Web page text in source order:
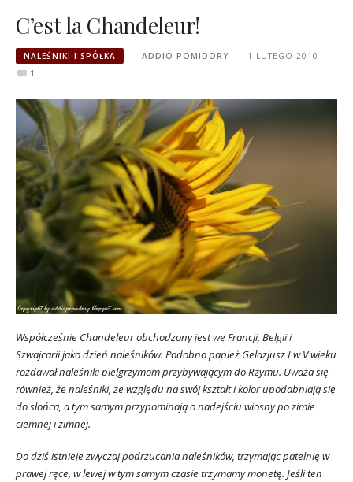
C’est la Chandeleur!
NALEŚNIKI I SPÓŁKA ADDIO POMIDORY
1 LUTEGO 2010
1
Współcześnie Chandeleur obchodzony jest we Francji, Belgii i
Szwajcarii jako dzień naleśników. Podobno papież Gelazjusz I w V wieku
rozdawał naleśniki pielgrzymom przybywającym do Rzymu. Uważa się
również, że naleśniki, ze względu na swój kształt i kolor upodabniają się
do słońca, a tym samym przypominają o nadejściu wiosny po zimie
ciemnej i zimnej.
Do dziś istnieje zwyczaj podrzucania naleśników, trzymając patelnię w
prawej ręce, w lewej w tym samym czasie trzymamy monetę. Jeśli ten